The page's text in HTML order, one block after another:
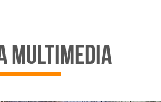
multimedia